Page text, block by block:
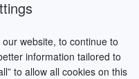
website, to continue to
information tailored to
to allow all cookies on this